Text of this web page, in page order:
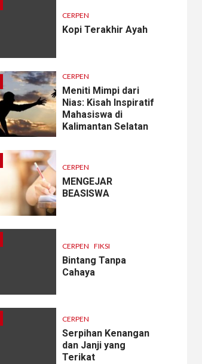
CERPEN
Kopi Terakhir Ayah
CERPEN
Meniti Mimpi dari
Nias: Kisah Inspiratif
Mahasiswa di
Kalimantan Selatan
CERPEN
MENGEJAR
BEASISWA
CERPEN FIKSI
Bintang Tanpa
Cahaya
CERPEN
Serpihan Kenangan
dan Janji yang
Terikat